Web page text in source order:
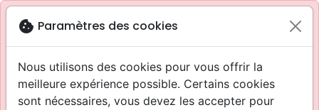
blockSite réservé aux professionnels
Accès pour les professionnels : Se connecter
Site pour le grand public : La Maison de la Bible
cookie Paramètres des cookies
Nous utilisons des cookies pour vous offrir la
meilleure expérience possible. Certains cookies
sont nécessaires, vous devez les accepter pour